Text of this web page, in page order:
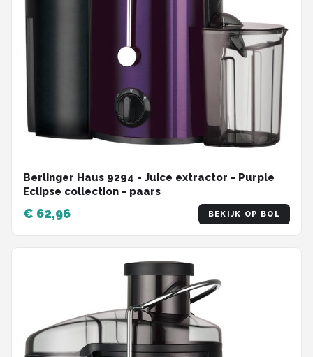
Berlinger Haus 9294 - Juice extractor - Purple
Eclipse collection - paars
€ 62,96 BEKIJK OP BOL